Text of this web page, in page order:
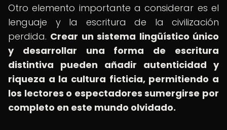
Otro elemento importante a considerar es el
lenguaje y la escritura de la civilización
perdida. Crear un sistema lingüístico único
y desarrollar una forma de escritura
distintiva pueden añadir autenticidad y
riqueza a la cultura ficticia, permitiendo a
los lectores o espectadores sumergirse por
completo en este mundo olvidado.